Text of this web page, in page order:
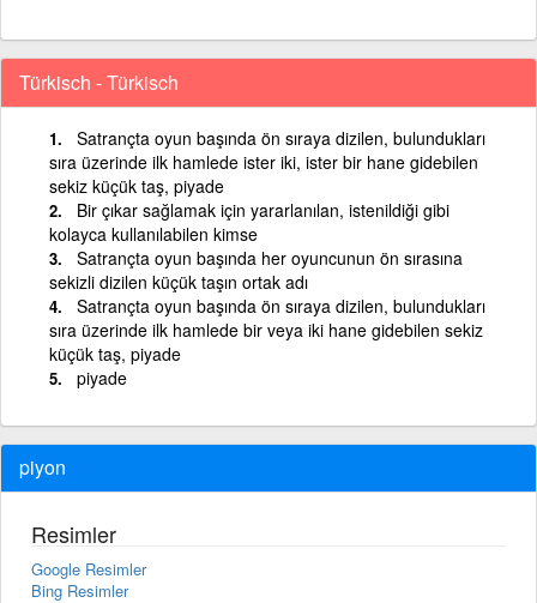
Türkisch - Türkisch
Satrançta oyun başında ön sıraya dizilen, bulundukları
sıra üzerinde ilk hamlede ister iki, ister bir hane gidebilen
sekiz küçük taş, piyade
Bir çıkar sağlamak için yararlanılan, istenildiği gibi
kolayca kullanılabilen kimse
Satrançta oyun başında her oyuncunun ön sırasına
sekizli dizilen küçük taşın ortak adı
Satrançta oyun başında ön sıraya dizilen, bulundukları
sıra üzerinde ilk hamlede bir veya iki hane gidebilen sekiz
küçük taş, piyade
piyade
piyon
Resimler
Google Resimler
Bing Resimler